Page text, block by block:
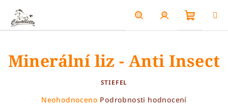
obsah
HledatPřihlášení
košík
Minerální liz - Anti Insect
STIEFEL
Průměrné
Neohodnoceno Podrobnosti hodnocení